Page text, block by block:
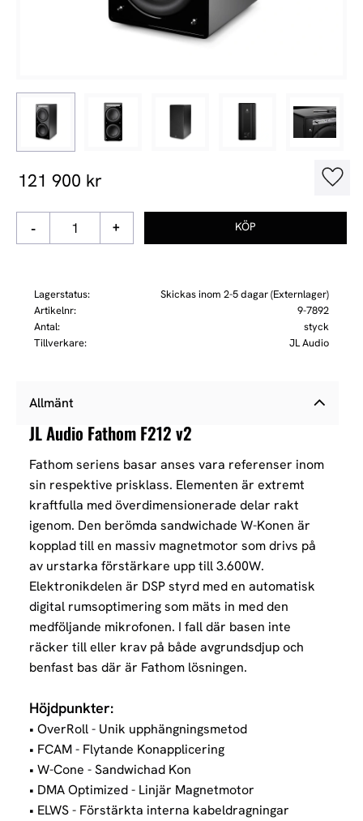
121 900 kr
+
-
Lagerstatus
Skickas inom 2-5 dagar (Externlager)
Artikelnr
9-7892
Antal
styck
Tillverkare
JL Audio
Allmänt
JL Audio Fathom F212 v2
Fathom seriens basar anses vara referenser inom
sin respektive prisklass. Elementen är extremt
kraftfulla med överdimensionerade delar rakt
igenom. Den berömda sandwichade W-Konen är
kopplad till en massiv magnetmotor som drivs på
av urstarka förstärkare upp till 3.600W.
Elektronikdelen är DSP styrd med en automatisk
digital rumsoptimering som mäts in med den
medföljande mikrofonen. I fall där basen inte
räcker till eller krav på både avgrundsdjup och
benfast bas där är Fathom lösningen.
Höjdpunkter:
• OverRoll - Unik upphängningsmetod
• FCAM - Flytande Konapplicering
• W-Cone - Sandwichad Kon
• DMA Optimized - Linjär Magnetmotor
• ELWS - Förstärkta interna kabeldragningar